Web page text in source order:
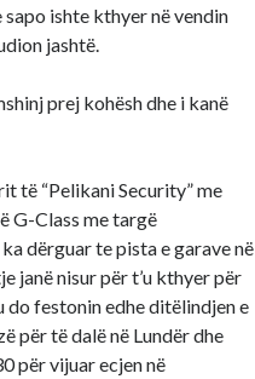
ishte kthyer në vendin
jashtë.
prej kohësh dhe i kanë
të “Pelikani Security” me
G-Class me targë
dërguar te pista e garave në
janë nisur për t’u kthyer për
do festonin edhe ditëlindjen e
për të dalë në Lundër dhe
për vijuar ecjen në